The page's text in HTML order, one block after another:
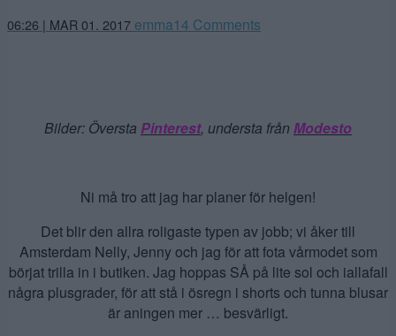
06:26 | MAR 01. 2017 emma14 Comments
Bilder: Översta Pinterest, understa från Modesto
Ni må tro att jag har planer för helgen!
Det blir den allra roligaste typen av jobb; vi åker till
Amsterdam Nelly, Jenny och jag för att fota vårmodet som
börjat trilla in i butiken. Jag hoppas SÅ på lite sol och iallafall
några plusgrader, för att stå i ösregn i shorts och tunna blusar
är aningen mer … besvärligt.